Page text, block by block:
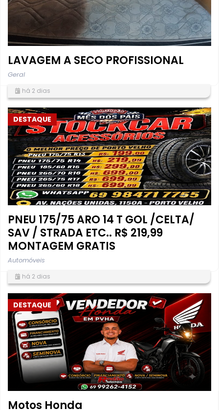
LAVAGEM A SECO PROFISSIONAL
Geral
há 2 dias
DESTAQUE
PNEU 175/75 ARO 14 T GOL /CELTA/
SAV / STRADA ETC.. R$ 219,99
MONTAGEM GRATIS
Automóveis
há 2 dias
DESTAQUE
Motos Honda